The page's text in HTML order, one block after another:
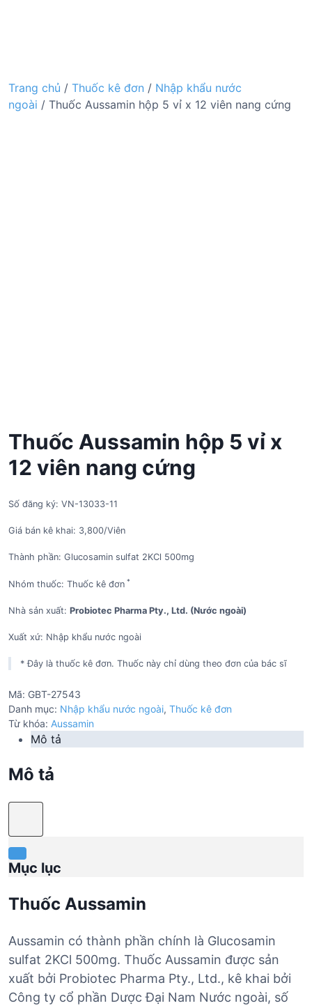
Trang chủ / Thuốc kê đơn / Nhập khẩu nước
ngoài / Thuốc Aussamin hộp 5 vỉ x 12 viên nang cứng
Thuốc Aussamin hộp 5 vỉ x
12 viên nang cứng
Số đăng ký: VN-13033-11
Giá bán kê khai: 3,800/Viên
Thành phần: Glucosamin sulfat 2KCl 500mg
Nhóm thuốc: Thuốc kê đơn *
Nhà sản xuất: Probiotec Pharma Pty., Ltd. (Nước ngoài)
Xuất xứ: Nhập khẩu nước ngoài
* Đây là thuốc kê đơn. Thuốc này chỉ dùng theo đơn của bác sĩ
Mã: GBT-27543
Danh mục: Nhập khẩu nước ngoài, Thuốc kê đơn
Từ khóa: Aussamin
Mô tả
Mô tả
Mục lục
Thuốc Aussamin
Aussamin có thành phần chính là Glucosamin
sulfat 2KCl 500mg. Thuốc Aussamin được sản
xuất bởi Probiotec Pharma Pty., Ltd., kê khai bởi
Công ty cổ phần Dược Đại Nam Nước ngoài, số